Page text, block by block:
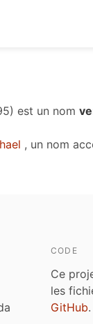
est un nom
, un nom
CODE
Ce
les
GitHub.